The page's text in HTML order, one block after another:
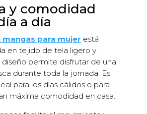
y comodidad
a día
mangas para mujer está
en tejido de tela ligero y
diseño permite disfrutar de una
durante toda la jornada. Es
para los días cálidos o para
máxima comodidad en casa.